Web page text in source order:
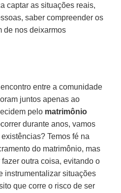
captar as situações reais,
saber compreender os
de nos deixarmos
entre a comunidade
juntos apenas ao
pelo matrimônio
durante anos, vamos
Temos fé na
do matrimônio, mas
outra coisa, evitando o
instrumentalizar situações
que corre o risco de ser